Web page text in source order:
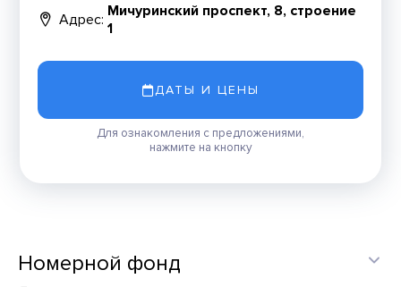
Адрес: Мичуринский проспект, 8, строение
1
ДАТЫ И ЦЕНЫ
Для ознакомления с предложениями,
нажмите на кнопку
Номерной фонд